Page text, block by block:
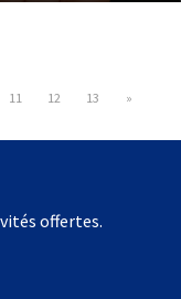
11 12 13 »
offertes.